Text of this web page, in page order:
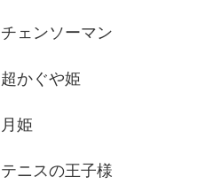
チェンソーマン
超かぐや姫
月姫
テニスの王子様